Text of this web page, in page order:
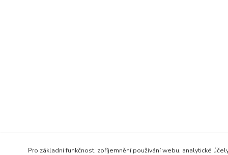
Pro základní funkčnost, zpříjemnění používání webu, analytické